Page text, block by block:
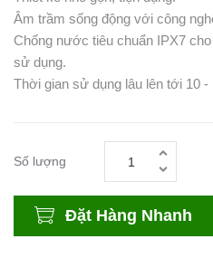
Âm trầm sống động với công
Chống nước tiêu chuẩn IPX7
sử dụng.
Thời gian sử dụng lâu lên tới 10 -
Số lượng
Đặt Hàng Nhanh